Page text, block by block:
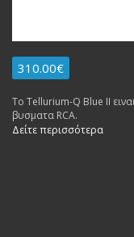
310.00€
Το Tellurium-Q Blue II
βυσματα RCA.
Δείτε περισσότερα